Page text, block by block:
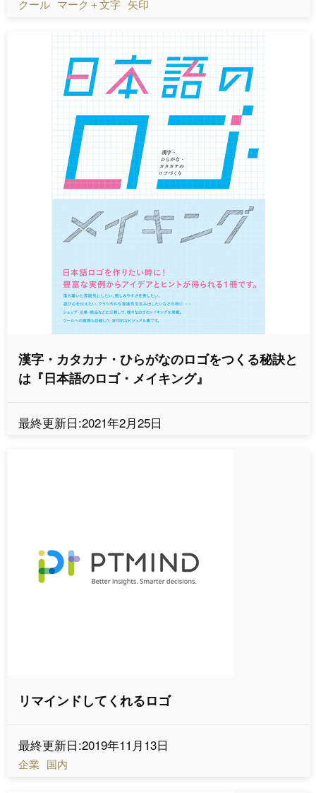
クール マーク＋文字 矢印
漢字・カタカナ・ひらがなのロゴをつくる秘訣と
は『日本語のロゴ・メイキング』
最終更新日:2021年2月25日
リマインドしてくれるロゴ
最終更新日:2019年11月13日
企業 国内